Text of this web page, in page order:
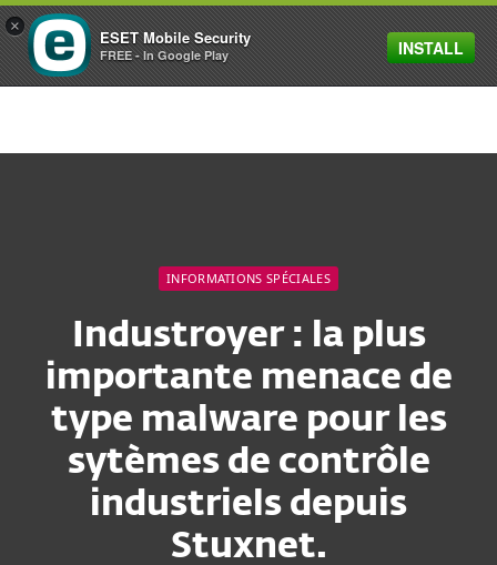
MENU
INFORMATIONS SPÉCIALES
Industroyer : la plus
importante menace de
type malware pour les
sytèmes de contrôle
industriels depuis
Stuxnet.
×
ESET Mobile Security
FREE - In Google Play INSTALL